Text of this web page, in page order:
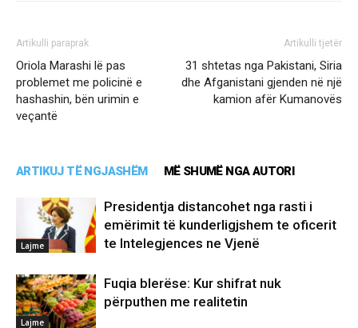
Artikulli paraprak
Oriola Marashi lë pas
problemet me policinë e
hashashin, bën urimin e
veçantë
Artikulli tjetër
31 shtetas nga Pakistani, Siria
dhe Afganistani gjenden në një
kamion afër Kumanovës
ARTIKUJ TË NGJASHËM MË SHUMË NGA AUTORI
Lajme
Presidentja distancohet nga rasti i
emërimit të kunderligjshem te oficerit
te Intelegjences ne Vjenë
Lajme
Fuqia blerëse: Kur shifrat nuk
përputhen me realitetin